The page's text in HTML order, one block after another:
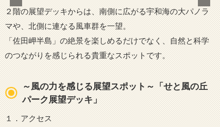
２階の展望デッキからは、南側に広がる宇和海の大パノラ
マや、北側に連なる風車群を一望。
「佐田岬半島」の絶景を楽しめるだけでなく、自然と科学
のつながりを感じられる貴重なスポットです。
～風の力を感じる展望スポット～「せと風の丘
パーク展望デッキ」
１．アクセス